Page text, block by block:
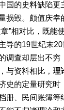
国的史料缺陷更
损毁。颇值庆
章”相对比，既
导的19世纪末
调查却层出不穷
，与资料相比， 理
史的定量研究时
册、民间账簿等